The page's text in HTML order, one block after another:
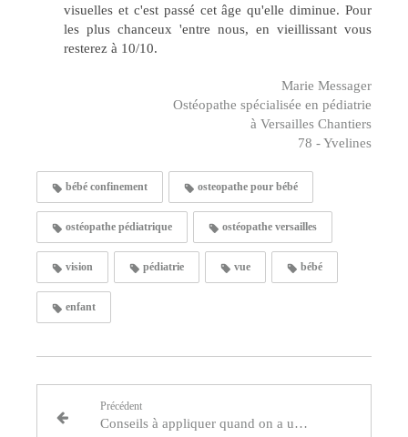
visuelles et c'est passé cet âge qu'elle diminue. Pour
les plus chanceux 'entre nous, en vieillissant vous
resterez à 10/10.
Marie Messager
Ostéopathe spécialisée en pédiatrie
à Versailles Chantiers
78 - Yvelines
bébé confinement osteopathe pour bébé
ostéopathe pédiatrique ostéopathe versailles
vision pédiatrie vue bébé
enfant
Précédent
Conseils à appliquer quand on a un lumbago